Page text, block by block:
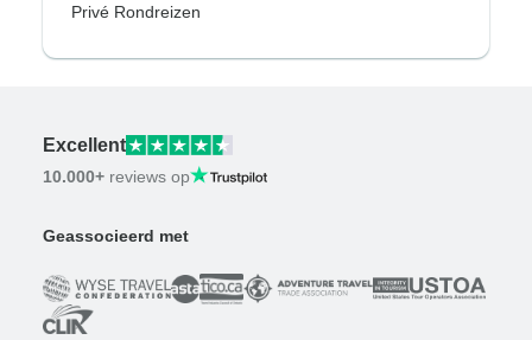
Privé Rondreizen
Excellent
10.000+ reviews op
Geassocieerd met